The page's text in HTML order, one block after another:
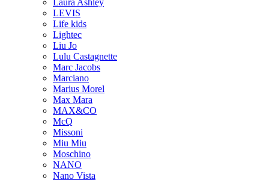
Laura Ashley
LEVIS
Life kids
Lightec
Liu Jo
Lulu Castagnette
Marc Jacobs
Marciano
Marius Morel
Max Mara
MAX&CO
McQ
Missoni
Miu Miu
Moschino
NANO
Nano Vista